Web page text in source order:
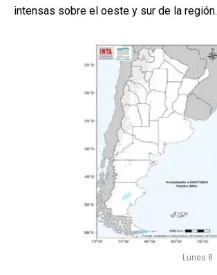
intensas sobre el oeste y sur de la región.
Lunes 8